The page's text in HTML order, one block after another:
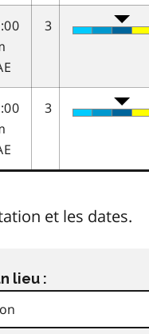
3
3
et les dates.
lieu :